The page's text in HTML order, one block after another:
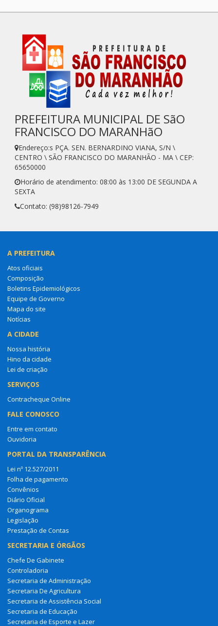
PREFEITURA MUNICIPAL DE SãO
FRANCISCO DO MARANHãO
Endereço:s PÇA. SEN. BERNARDINO VIANA, S/N \
CENTRO \ SÃO FRANCISCO DO MARANHÃO - MA \ CEP:
65650000
Horário de atendimento: 08:00 às 13:00 DE SEGUNDA A
SEXTA
Contato: (98)98126-7949
A PREFEITURA
Atos oficiais
Composição
Boletins Epidemiológicos
Equipe de Governo
Mapa do site
Notícias
A CIDADE
Nossa história
Hino da cidade
Lei de criação
SERVIÇOS
Contracheque Online
FALE CONOSCO
Entre em contato
Ouvidoria
PORTAL DA TRANSPARÊNCIA
Lei nº 12.527/2011
Folha de pagamento
Convênios
Diário Oficial
Organograma
Legislação
Prestação de Contas
SECRETARIA E ÓRGÃOS
Chefe De Gabinete
Controladoria
Secretaria de Administração
Secretaria De Agricultura
Secretaria de Assistência Social
Secretaria de Educação
Secretaria de Esporte e Lazer